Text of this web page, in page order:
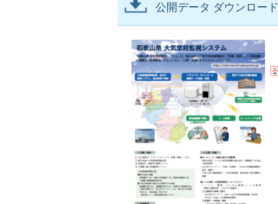
公開データ ダウンロード